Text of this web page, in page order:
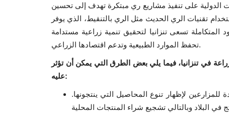
الدولية على تنفيذ مشاريع ري مبتكرة تهدف إلى تحسين
تقنيات الري الحديث مثل الري بالتنقيط، الذي يوفر
تسعى تنزانيا لتحقيق تنمية زراعية مستدامة
تحفظ الموارد الطبيعية وتدعم اقتصادها الزراعي.
في تنزانيا، فيما يلي بعض الطرق التي يمكن أن تؤثر
عليه:
للمزارعين لإظهار تنوع المحاصيل التي ينتجونها.